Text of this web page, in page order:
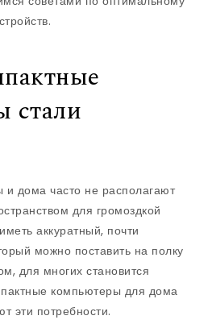
стали
дома часто не располагают
для громоздкой
аккуратный, почти
можно поставить на полку
для многих становится
компьютеры для дома
эти потребности.